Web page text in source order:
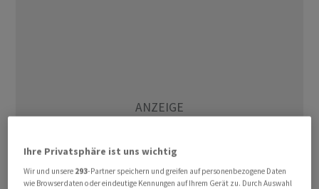
Ihre Privatsphäre ist uns wichtig
Wir und unsere 293-Partner speichern und greifen auf personenbezogene Daten
wie Browserdaten oder eindeutige Kennungen auf Ihrem Gerät zu. Durch Auswahl